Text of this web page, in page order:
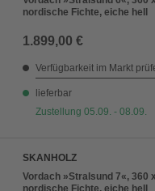
nordische Fichte, eiche hell
1.899,00 €
Verfügbarkeit im Markt
lieferbar
Zustellung 05.09. - 08.09.
SKANHOLZ
Vordach »Stralsund 7«, 360